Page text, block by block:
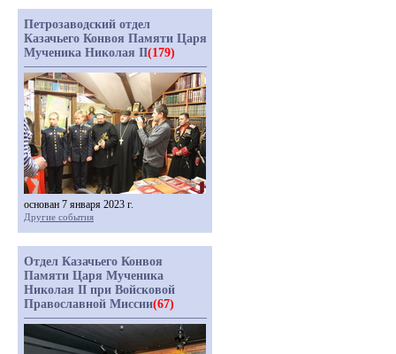
Петрозаводский отдел
Казачьего Конвоя Памяти Царя
Мученика Николая II(179)
основан 7 января 2023 г.
Другие события
Отдел Казачьего Конвоя
Памяти Царя Мученика
Николая II при Войсковой
Православной Миссии(67)